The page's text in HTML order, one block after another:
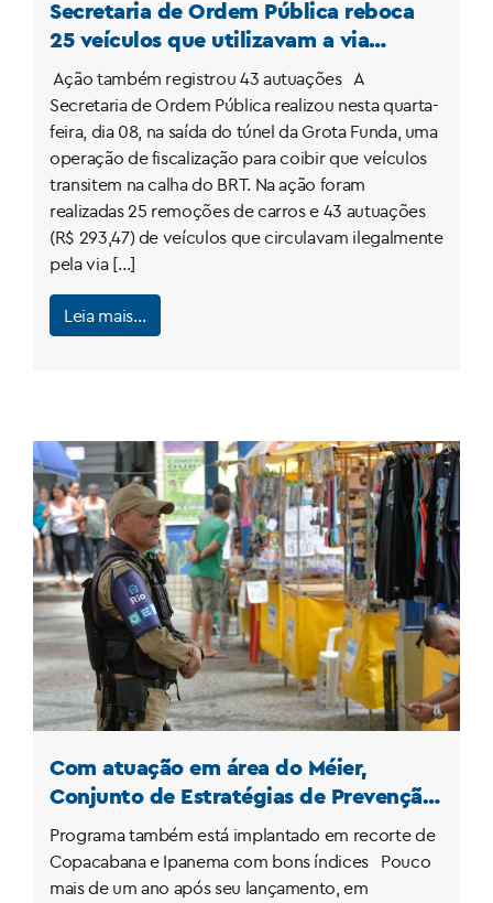
Secretaria de Ordem Pública reboca
25 veículos que utilizavam a via
exclusiva do BRT
Ação também registrou 43 autuações A
Secretaria de Ordem Pública realizou nesta quarta-
feira, dia 08, na saída do túnel da Grota Funda, uma
operação de fiscalização para coibir que veículos
transitem na calha do BRT. Na ação foram
realizadas 25 remoções de carros e 43 autuações
(R$ 293,47) de veículos que circulavam ilegalmente
pela via […]
Leia mais…
Com atuação em área do Méier,
Conjunto de Estratégias de Prevenção
apresenta redução de 33% das
ocorrências de roubos e furtos
Programa também está implantado em recorte de
Copacabana e Ipanema com bons índices Pouco
mais de um ano após seu lançamento, em